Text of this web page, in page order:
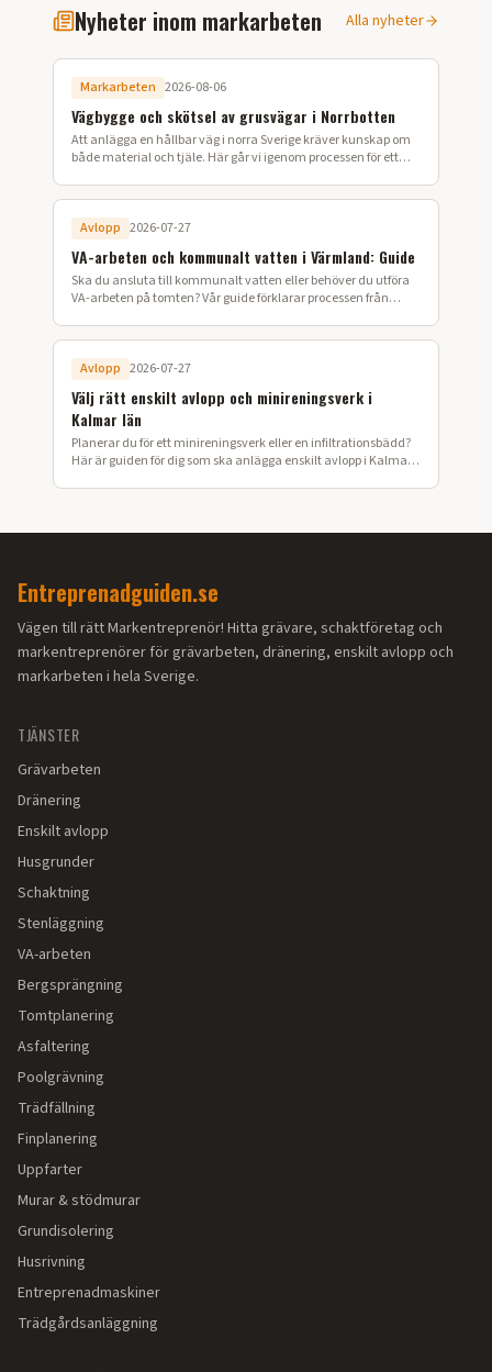
Nyheter inom markarbeten Alla nyheter
Markarbeten 2026-08-06
Vägbygge och skötsel av grusvägar i Norrbotten
Att anlägga en hållbar väg i norra Sverige kräver kunskap om
både material och tjäle. Här går vi igenom processen för ett
Avlopp 2026-07-27
VA-arbeten och kommunalt vatten i Värmland: Guide
Ska du ansluta till kommunalt vatten eller behöver du utföra
VA-arbeten på tomten? Vår guide förklarar processen från
Avlopp 2026-07-27
Välj rätt enskilt avlopp och minireningsverk i
Kalmar län
Planerar du för ett minireningsverk eller en infiltrationsbädd?
Här är guiden för dig som ska anlägga enskilt avlopp i Kalmar
Entreprenadguiden.se
Vägen till rätt Markentreprenör! Hitta grävare, schaktföretag och
markentreprenörer för grävarbeten, dränering, enskilt avlopp och
markarbeten i hela Sverige.
TJÄNSTER
Grävarbeten
Dränering
Enskilt avlopp
Husgrunder
Schaktning
Stenläggning
VA-arbeten
Bergsprängning
Tomtplanering
Asfaltering
Poolgrävning
Trädfällning
Finplanering
Uppfarter
Murar & stödmurar
Grundisolering
Husrivning
Entreprenadmaskiner
Trädgårdsanläggning